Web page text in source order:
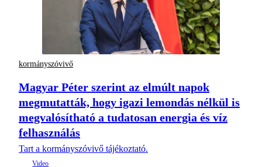
kormányszóvivő
Magyar Péter szerint az elmúlt napok
megmutatták, hogy igazi lemondás nélkül is
megvalósítható a tudatosan energia és víz
felhasználás
Tart a kormányszóvivő tájékoztató.